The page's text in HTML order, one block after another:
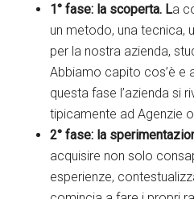
1° fase: la scoperta. La
un metodo, una tecnica,
per la nostra azienda,
Abbiamo capito cos’è e
questa fase l’azienda si
tipicamente ad Agenzie
2° fase: la
acquisire non solo
esperienze,